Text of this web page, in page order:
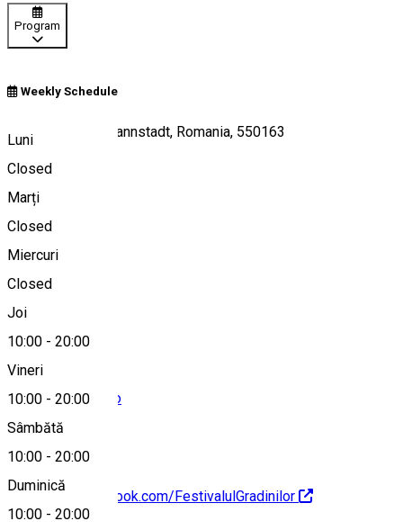
Program
Weekly Schedule
Luni
Closed
Marți
Closed
Miercuri
Closed
Joi
10:00 - 20:00
Vineri
10:00 - 20:00
Sâmbătă
10:00 - 20:00
Duminică
10:00 - 20:00
Piata Mare, Hermannstadt, Romania, 550163
Hartă
office@exposib.ro
http://www.facebook.com/FestivalulGradinilor